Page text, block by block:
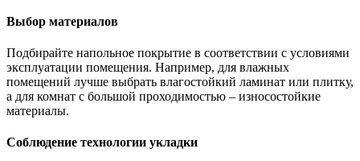
Выбор материалов
Подбирайте напольное покрытие в соответствии с условиями
эксплуатации помещения. Например, для влажных
помещений лучше выбрать влагостойкий ламинат или плитку,
а для комнат с большой проходимостью – износостойкие
материалы.
Соблюдение технологии укладки